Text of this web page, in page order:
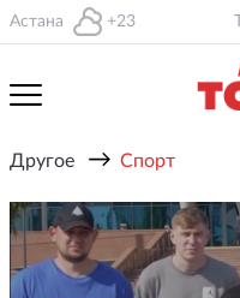
Астана +23
Другое → Спорт